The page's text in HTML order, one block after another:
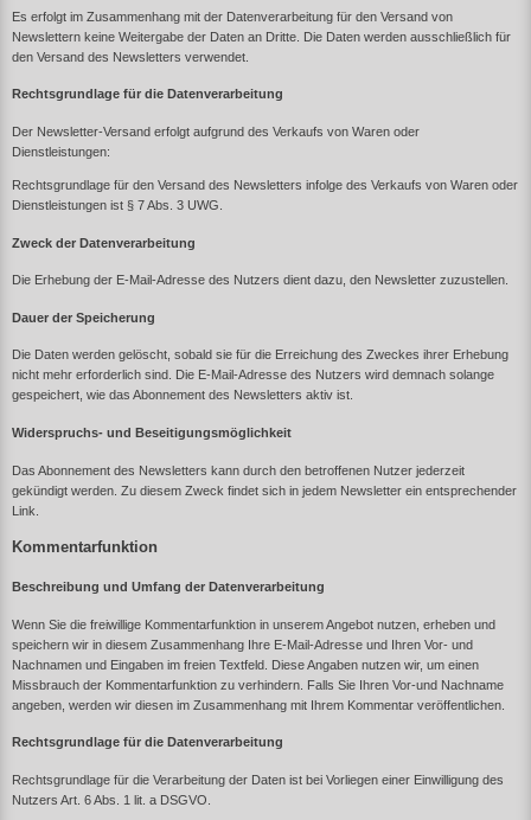
Es erfolgt im Zusammenhang mit der Datenverarbeitung für den Versand von
Newslettern keine Weitergabe der Daten an Dritte. Die Daten werden ausschließlich für
den Versand des Newsletters verwendet.
Rechtsgrundlage für die Datenverarbeitung
Der Newsletter-Versand erfolgt aufgrund des Verkaufs von Waren oder
Dienstleistungen:
Rechtsgrundlage für den Versand des Newsletters infolge des Verkaufs von Waren oder
Dienstleistungen ist § 7 Abs. 3 UWG.
Zweck der Datenverarbeitung
Die Erhebung der E-Mail-Adresse des Nutzers dient dazu, den Newsletter zuzustellen.
Dauer der Speicherung
Die Daten werden gelöscht, sobald sie für die Erreichung des Zweckes ihrer Erhebung
nicht mehr erforderlich sind. Die E-Mail-Adresse des Nutzers wird demnach solange
gespeichert, wie das Abonnement des Newsletters aktiv ist.
Widerspruchs- und Beseitigungsmöglichkeit
Das Abonnement des Newsletters kann durch den betroffenen Nutzer jederzeit
gekündigt werden. Zu diesem Zweck findet sich in jedem Newsletter ein entsprechender
Link.
Kommentarfunktion
Beschreibung und Umfang der Datenverarbeitung
Wenn Sie die freiwillige Kommentarfunktion in unserem Angebot nutzen, erheben und
speichern wir in diesem Zusammenhang Ihre E-Mail-Adresse und Ihren Vor- und
Nachnamen und Eingaben im freien Textfeld. Diese Angaben nutzen wir, um einen
Missbrauch der Kommentarfunktion zu verhindern. Falls Sie Ihren Vor-und Nachname
angeben, werden wir diesen im Zusammenhang mit Ihrem Kommentar veröffentlichen.
Rechtsgrundlage für die Datenverarbeitung
Rechtsgrundlage für die Verarbeitung der Daten ist bei Vorliegen einer Einwilligung des
Nutzers Art. 6 Abs. 1 lit. a DSGVO.